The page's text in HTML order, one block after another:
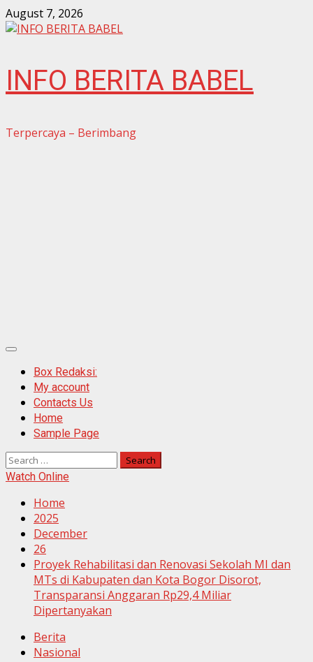
Skip
to
August 7, 2026
INFO BERITA BABEL
Terpercaya – Berimbang
Primary
MenuBox Redaksi:
My account
Contacts Us
Home
Sample Page
Search
for:
Watch Online
Home
2025
December
26
Proyek Rehabilitasi dan Renovasi Sekolah MI dan
MTs di Kabupaten dan Kota Bogor Disorot,
Transparansi Anggaran Rp29,4 Miliar
Dipertanyakan
Berita
Nasional